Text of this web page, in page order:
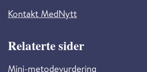
Kontakt MedNytt
Relaterte sider
Mini-metodevurdering